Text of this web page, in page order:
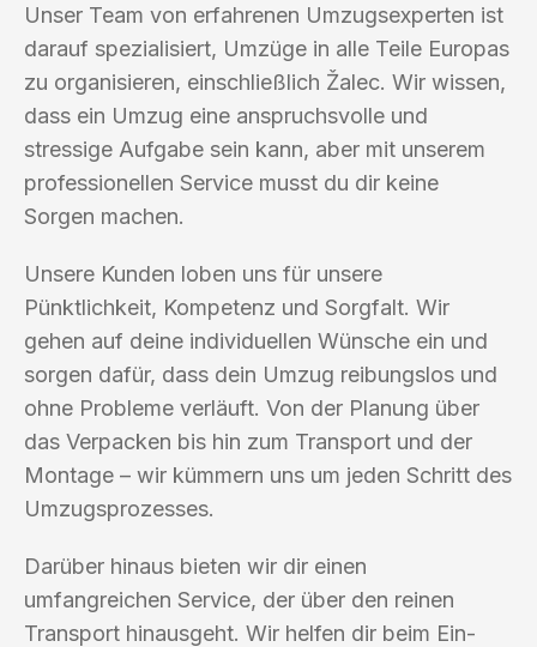
Unser Team von erfahrenen Umzugsexperten ist
darauf spezialisiert, Umzüge in alle Teile Europas
zu organisieren, einschließlich Žalec. Wir wissen,
dass ein Umzug eine anspruchsvolle und
stressige Aufgabe sein kann, aber mit unserem
professionellen Service musst du dir keine
Sorgen machen.
Unsere Kunden loben uns für unsere
Pünktlichkeit, Kompetenz und Sorgfalt. Wir
gehen auf deine individuellen Wünsche ein und
sorgen dafür, dass dein Umzug reibungslos und
ohne Probleme verläuft. Von der Planung über
das Verpacken bis hin zum Transport und der
Montage – wir kümmern uns um jeden Schritt des
Umzugsprozesses.
Darüber hinaus bieten wir dir einen
umfangreichen Service, der über den reinen
Transport hinausgeht. Wir helfen dir beim Ein-